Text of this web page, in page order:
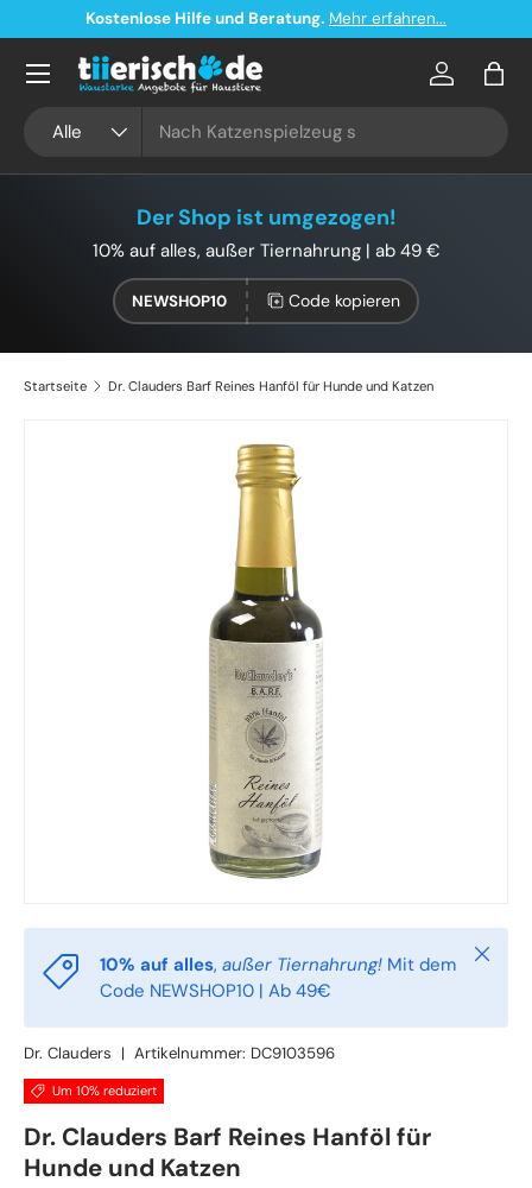
Direkt zum Inhalt
Kostenlose Hilfe und Beratung. Mehr erfahren...
Alle
Konto
Der Shop ist umgezogen!
10% auf alles, außer Tiernahrung | ab 49 €
NEWSHOP10 Code kopieren
Startseite Dr. Clauders Barf Reines Hanföl für Hunde und Katzen
Zu Produktinformationen springen
10% auf alles, außer Tiernahrung! Mit dem
Code NEWSHOP10 | Ab 49€
Dr. Clauders | Artikelnummer: DC9103596
Um 10% reduziert
Dr. Clauders Barf Reines Hanföl für
Hunde und Katzen